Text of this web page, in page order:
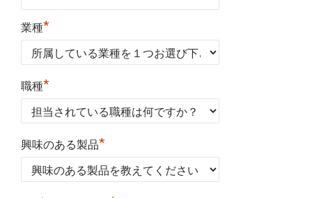
業種*
職種*
興味のある製品*